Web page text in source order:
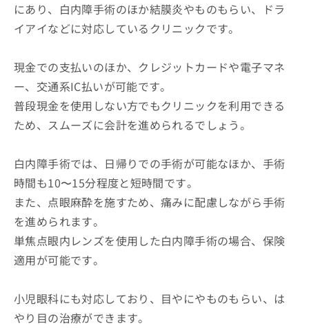
にあり、白内障手術のほか結膜炎やものもらい、ドラ
イアイなどに対応しているクリニックです。
現金での支払いのほか、クレジットカードや電子マネ
ー、交通系IC払いが可能です。
普段現金を使用しない方でもクリニックを利用できる
ため、スムーズに会計を進められるでしょう。
白内障手術では、日帰りでの手術が可能なほか、手術
時間も10〜15分程度と短時間です。
また、点眼麻酔を施すため、痛みに配慮しながら手術
を進められます。
単焦点眼内レンズを使用した白内障手術の場合、保険
適用が可能です。
小児眼科にも対応しており、目やにやものもらい、は
やり目の治療ができます。